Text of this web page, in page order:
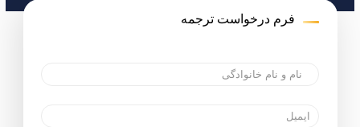
فرم درخواست ترجمه